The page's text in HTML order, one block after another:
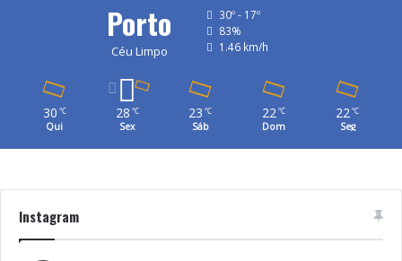
Porto
Céu Limpo
30º - 17º
83%
1.46 km/h
30 ℃
Qui
28 ℃
Sex
23 ℃
Sáb
22℃
Dom
22℃
Seg
Instagram